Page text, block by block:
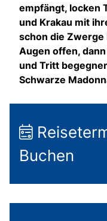
empfängt, locken
und Krakau mit
schon die Zwerge
Augen offen,
und Tritt
Schwarze
Buchen